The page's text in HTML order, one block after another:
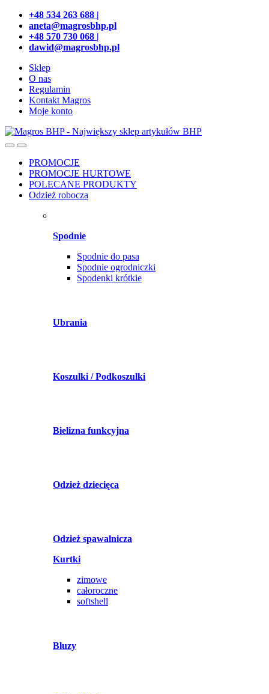
Przejdź
nawigacji
Przeskocz
treści
+48 534 263 688 |
aneta@magrosbhp.pl
+48 570 730 068 |
dawid@magrosbhp.pl
Sklep
O nas
Regulamin
Kontakt Magros
Moje konto
PROMOCJE
PROMOCJE HURTOWE
POLECANE PRODUKTY
Odzież robocza
Spodnie
Spodnie do pasa
Spodnie ogrodniczki
Spodenki krótkie
Ubrania
Koszulki / Podkoszulki
Bielizna funkcyjna
Odzież dziecięca
Odzież spawalnicza
Kurtki
zimowe
całoroczne
softshell
Bluzy